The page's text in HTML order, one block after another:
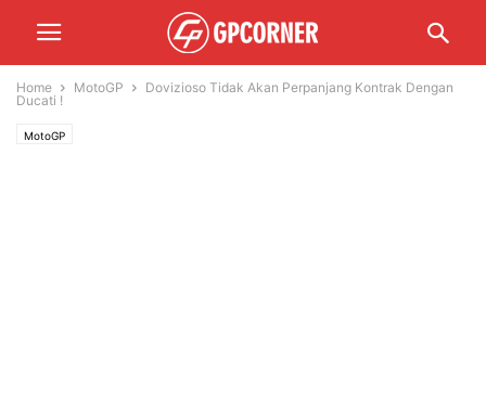
Home MotoGP
Dovizioso Tidak Akan Perpanjang Kontrak Dengan
Ducati !
MotoGP